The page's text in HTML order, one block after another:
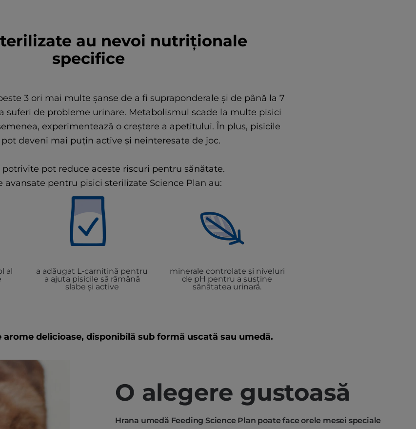
au nevoi nutriționale
specifice
3 ori mai multe șanse de a fi supraponderale și de până la 7
suferi de probleme urinare. Metabolismul scade la multe pisici
experimentează o creștere a apetitului. În plus, pisicile
deveni mai puțin active și neinteresate de joc.
pot reduce aceste riscuri pentru sănătate.
avansate pentru pisici sterilizate Science Plan au:
al
a adăugat L-carnitină pentru
a ajuta pisicile să rămână
slabe și active
minerale controlate și niveluri
de pH pentru a susține
sănătatea urinară.
delicioase, disponibilă sub formă uscată sau umedă.
O alegere gustoasă
Hrana umedă Feeding Science Plan poate face orele mesei speciale